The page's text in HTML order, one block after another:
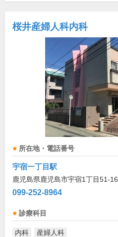
桜井産婦人科内科
所在地・電話番号
宇宿一丁目駅
鹿児島県鹿児島市宇宿1丁目51-16
099-252-8964
診療科目
内科 産婦人科